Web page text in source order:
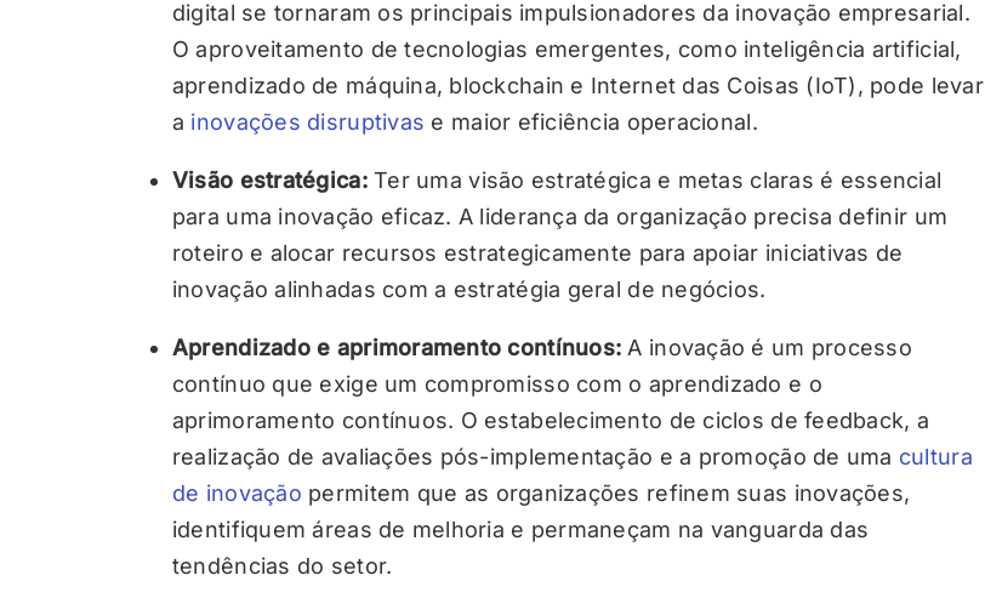
digital se tornaram os principais impulsionadores da inovação empresarial.
O aproveitamento de tecnologias emergentes, como inteligência artificial,
aprendizado de máquina, blockchain e Internet das Coisas (IoT), pode levar
a inovações disruptivas e maior eficiência operacional.
Visão estratégica:Ter uma visão estratégica e metas claras é essencial
para uma inovação eficaz. A liderança da organização precisa definir um
roteiro e alocar recursos estrategicamente para apoiar iniciativas de
inovação alinhadas com a estratégia geral de negócios.
Aprendizado e aprimoramento contínuos: A inovação é um processo
contínuo que exige um compromisso com o aprendizado e o
aprimoramento contínuos. O estabelecimento de ciclos de feedback, a
realização de avaliações pós-implementação e a promoção de uma cultura
de inovação permitem que as organizações refinem suas inovações,
identifiquem áreas de melhoria e permaneçam na vanguarda das
tendências do setor.